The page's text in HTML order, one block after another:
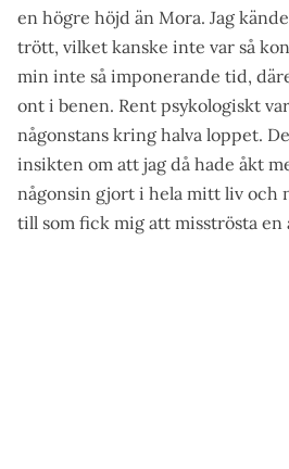
en högre höjd än Mora. Jag
trött, vilket kanske inte var så
min inte så imponerande tid,
ont i benen. Rent psykologiskt
någonstans kring halva loppet.
insikten om att jag då hade åkt
någonsin gjort i hela mitt liv och
till som fick mig att misströsta en